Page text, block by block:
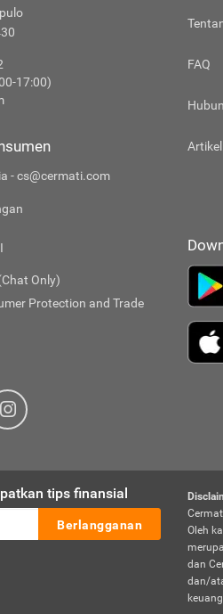
17:00)
- cs@cermati.com
Only)
Protection and Trade
FAQ
Artikel
tips finansial
Berlangganan
Oleh
dan
dan/